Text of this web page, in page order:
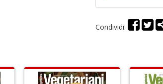
Condividi: